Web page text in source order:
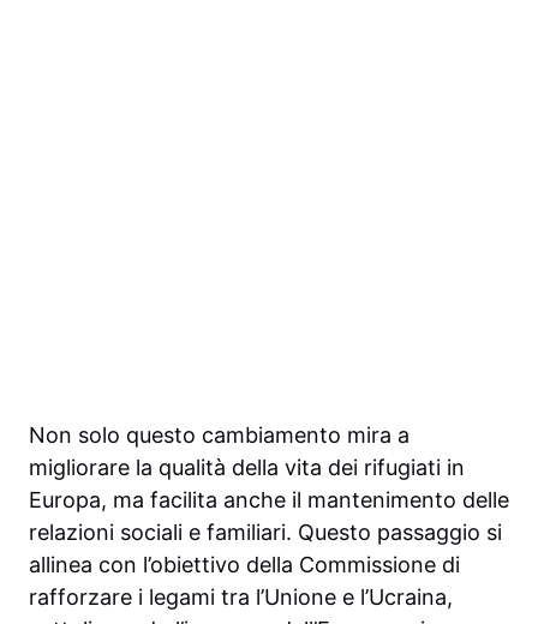
Non solo questo cambiamento mira a
migliorare la qualità della vita dei rifugiati in
Europa, ma facilita anche il mantenimento delle
relazioni sociali e familiari. Questo passaggio si
allinea con l’obiettivo della Commissione di
rafforzare i legami tra l’Unione e l’Ucraina,